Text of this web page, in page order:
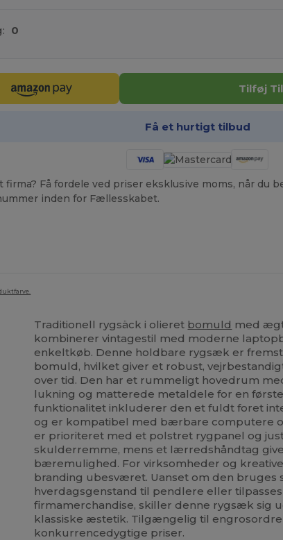
0
Tilføj
Få et hurtigt tilbud
firma? Få fordele ved priser eksklusive moms, når du
inden for Fællesskabet.
Traditionell rygsäck i olieret bomuld med
kombinerer vintagestil med moderne
enkeltkøb. Denne holdbare rygsæk er
bomuld, hvilket giver et robust,
over tid. Den har et rummeligt hovedrum
lukning og matterede metaldele for en
funktionalitet inkluderer den et fuldt foret
og er kompatibel med bærbare computere
er prioriteret med et polstret rygpanel og
skulderremme, mens et lærredshåndtag
bæremulighed. For virksomheder og
branding ubesværet. Uanset om den bruges
hverdagsgenstand til pendlere eller
firmamerchandise, skiller denne rygsæk sig
klassiske æstetik. Tilgængelig til
konkurrencedygtige priser.